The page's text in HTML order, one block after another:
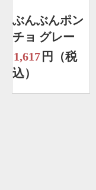
ぶんぶんポン
チョ グレー
1,617 円（税
込）